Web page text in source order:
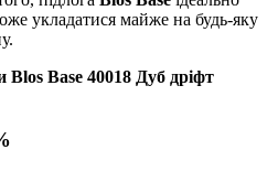
укладатися майже на будь-яку
Blos Base 40018 Дуб дріфт